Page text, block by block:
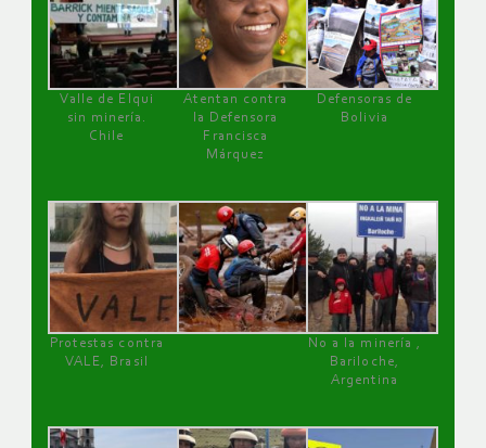
Valle de Elqui
sin minería.
Chile
Atentan contra
la Defensora
Francisca
Márquez
Defensoras de
Bolivia
Protestas contra
VALE, Brasil
No a la minería ,
Bariloche,
Argentina